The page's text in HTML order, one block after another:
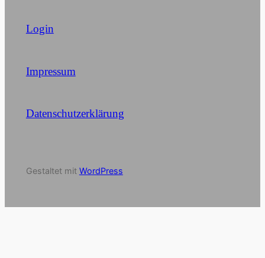
Login
Impressum
Datenschutzerklärung
Gestaltet mit WordPress